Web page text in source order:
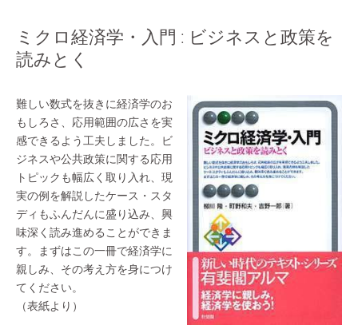
ミクロ経済学・入門 : ビジネスと政策を
読みとく
難しい数式を抜きに経済学のお
もしろさ、応用範囲の広さを実
感できるよう工夫しました。ビ
ジネスや公共政策に関する応用
トピックも幅広く取り入れ、現
実の例を解説したケース・スタ
ディもふんだんに盛り込み、興
味深く読み進めることができま
す。まずはこの一冊で経済学に
親しみ、その考え方を身につけ
てください。
（表紙より）